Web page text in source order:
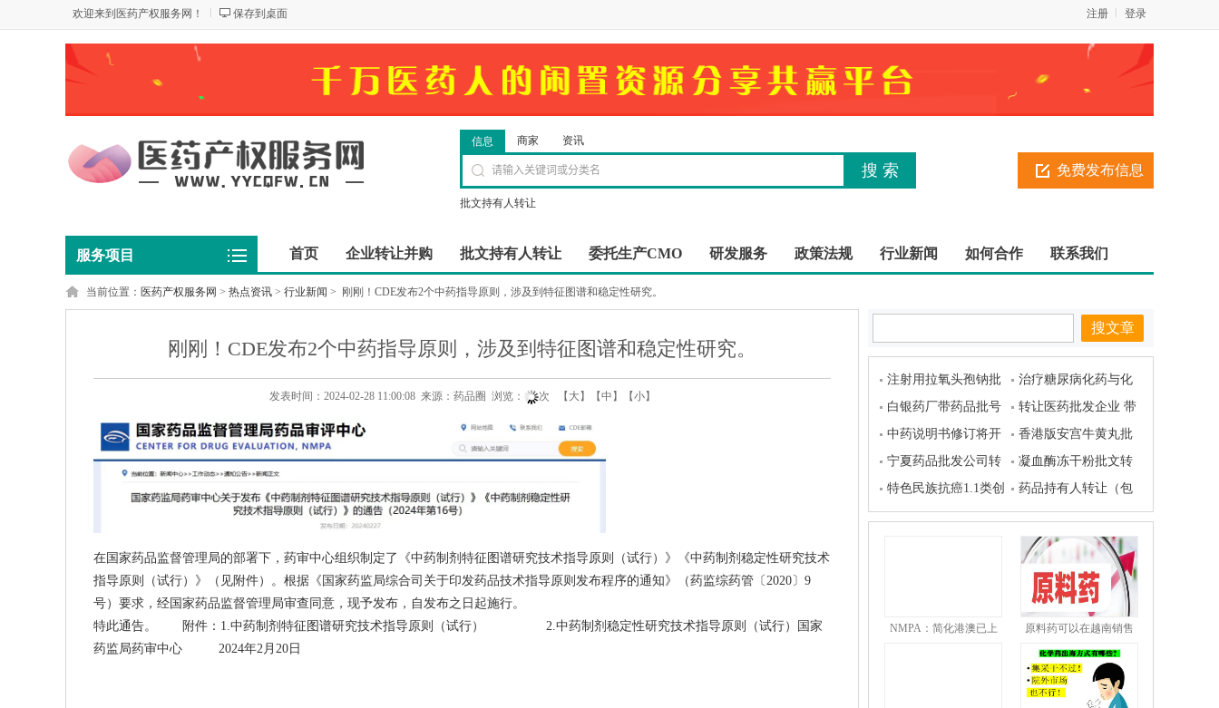
欢迎来到医药产权服务网！ 保存到桌面 登录
注册
免费发布信息
信息 商家 资讯
批文持有人转让
服务项目 首页 企业转让并购 批文持有人转让 委托生产CMO 研发服务 政策法规 行业新闻 如何合作 联系我们
当前位置： 医药产权服务网 > 热点资讯 > 行业新闻 > 刚刚！CDE发布2个中药指导原则，涉及到特征图谱和稳定性研究。
刚刚！CDE发布2个中药指导原则，涉及到特征图谱和稳定性研究。
发表时间：2024-02-28 11:00:08 来源：药品圈 浏览： 次 【 大】【中 】【小】
在国家药品监督管理局的部署下，药审中心组织制定了《中药制剂特征图谱研究技术指导原则（试行）》《中药制剂稳定性研究技术
指导原则（试行）》（见附件）。根据《国家药监局综合司关于印发药品技术指导原则发布程序的通知》（药监综药管〔2020〕9
号）要求，经国家药品监督管理局审查同意，现予发布，自发布之日起施行。
特此通告。 附件：1.中药制剂特征图谱研究技术指导原则（试行） 2.中药制剂稳定性研究技术指导原则（试行）国家
药监局药审中心 2024年2月20日
注射用拉氧头孢钠批
文转让
治疗糖尿病化药与化
药注射液批文转让
白银药厂带药品批号
转让
转让医药批发企业 带
证 带设备 接手即可运
营
中药说明书修订将开
展工作
香港版安宫牛黄丸批
文，高性价比转让
宁夏药品批发公司转
让
凝血酶冻干粉批文转
让
特色民族抗癌1.1类创
新中成药临床批件对外
药品持有人转让（包
括在审和已上市）
NMPA：简化港澳已上
原料药可以在越南销售
吗